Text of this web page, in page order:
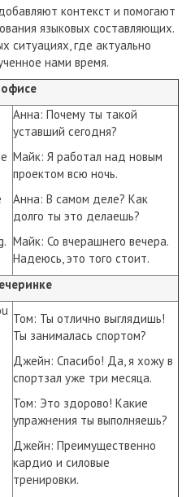
контекст и помогают
языковых составляющих.
ситуациях, где актуально
нами время.
Анна: Почему ты такой
уставший сегодня?
Майк: Я работал над новым
проектом всю ночь.
Анна: В самом деле? Как
долго ты это делаешь?
Майк: Со вчерашнего вечера.
Надеюсь, это того стоит.
Том: Ты отлично выглядишь!
Ты занималась спортом?
Джейн: Спасибо! Да, я хожу в
спортзал уже три месяца.
Том: Это здорово! Какие
упражнения ты выполняешь?
Джейн: Преимущественно
кардио и силовые
тренировки.